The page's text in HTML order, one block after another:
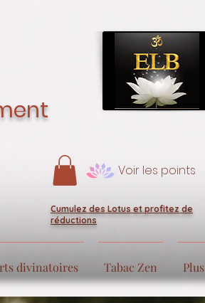
Voir les points
Cumulez des Lotus et profitez de
réductions
divinatoires Tabac Zen Plus